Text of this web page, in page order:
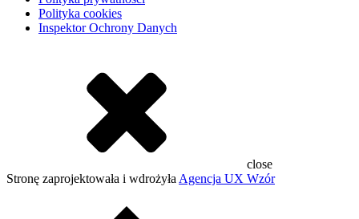
Polityka cookies
Inspektor Ochrony Danych
close
Stronę zaprojektowała i wdrożyła Agencja UX Wzór